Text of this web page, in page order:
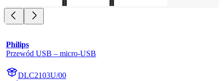
Philips
Przewód USB – micro-USB
DLC2103U/00